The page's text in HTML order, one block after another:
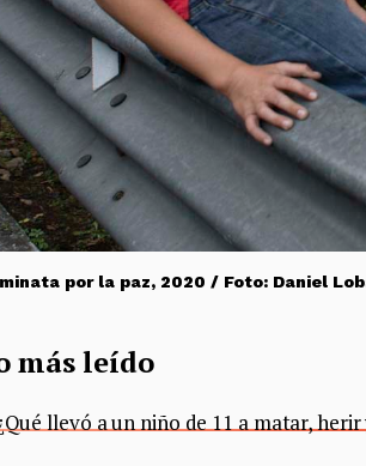
por la paz, 2020 / Foto: Daniel
más leído
llevó a un niño de 11 a matar,